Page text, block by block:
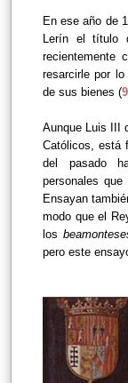
En ese año de
Lerín el título
recientemente
resarcirle por
de sus bienes (9
Aunque Luis III
Católicos, está
del pasado
personales
Ensayan
modo que el
los
pero este